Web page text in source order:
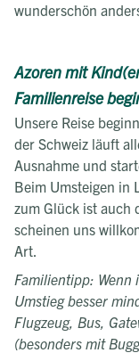
wunderschön
Azoren mit
Familienreise
Unsere Reise
der Schweiz läuft
Ausnahme und
Beim Umsteigen in
zum Glück ist auch
scheinen uns
Art.
Familientipp:
Umstieg besser
Flugzeug, Bus,
(besonders mit